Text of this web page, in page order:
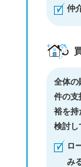
仲
全体の
件の支
裕を持
検討し
ロ
み